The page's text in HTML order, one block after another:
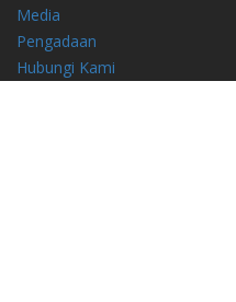
Media
Pengadaan
Hubungi Kami